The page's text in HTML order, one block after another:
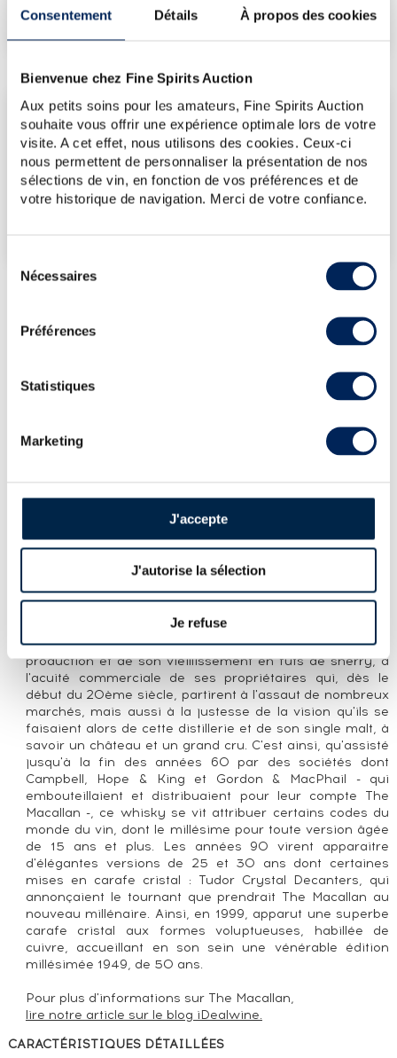
Consentement Détails À propos des cookies
Bienvenue chez Fine Spirits Auction
Aux petits soins pour les amateurs, Fine Spirits Auction
souhaite vous offrir une expérience optimale lors de votre
visite. A cet effet, nous utilisons des cookies. Ceux-ci
nous permettent de personnaliser la présentation de nos
sélections de vin, en fonction de vos préférences et de
votre historique de navigation. Merci de votre confiance.
Nécessaires
Préférences
Statistiques
Marketing
J'accepte
J'autorise la sélection
Je refuse
1 728€ (plus bas annuel)
LES DERNIÈRES ADJUDICATIONS
12/06/2026
1 728€
VOUS POSSÉDEZ
UN SPIRITUEUX IDENTIQUE ?
PRÉSENTATION DU LOT
2023 RELEASE SHERRY SEASONED OAK
CASKS
LA CUVÉE
embouteillé en 2023.
grand cru français, un monument. Aucune distillerie n'a,
à ce jour, enregistré pour une seule édition baptisée The
vente aux enchères : £1.2million, en 2018.
Cette renommée, Macallan la doit à l'excellence de sa
production et de son vieillissement en fûts de sherry, à
l'acuité commerciale de ses propriétaires qui, dès le
début du 20ème siècle, partirent à l'assaut de nombreux
marchés, mais aussi à la justesse de la vision qu'ils se
faisaient alors de cette distillerie et de son single malt, à
savoir un château et un grand cru. C'est ainsi, qu'assisté
jusqu'à la fin des années 60 par des sociétés dont
Campbell, Hope & King et Gordon & MacPhail - qui
embouteillaient et distribuaient pour leur compte The
Macallan -, ce whisky se vit attribuer certains codes du
monde du vin, dont le millésime pour toute version âgée
de 15 ans et plus. Les années 90 virent apparaitre
d'élégantes versions de 25 et 30 ans dont certaines
mises en carafe cristal : Tudor Crystal Decanters, qui
annonçaient le tournant que prendrait The Macallan au
nouveau millénaire. Ainsi, en 1999, apparut une superbe
carafe cristal aux formes voluptueuses, habillée de
cuivre, accueillant en son sein une vénérable édition
millésimée 1949, de 50 ans.
Pour plus d'informations sur The Macallan,
lire notre article sur le blog iDealwine.
CARACTÉRISTIQUES DÉTAILLÉES